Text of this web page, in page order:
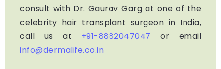
consult with Dr. Gaurav Garg at one of the
celebrity hair transplant surgeon in India,
call us at +91-8882047047 or email
info@dermalife.co.in